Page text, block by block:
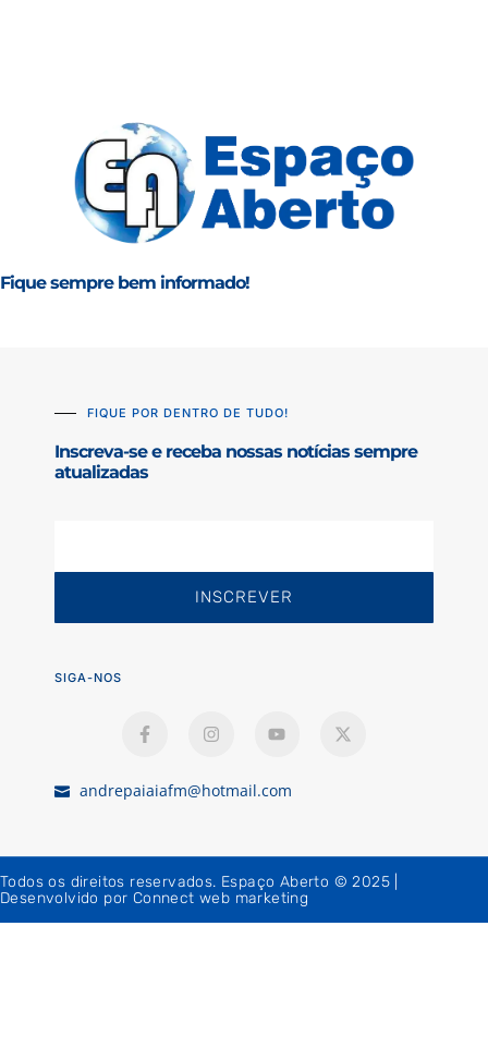
Fique sempre bem informado!
FIQUE POR DENTRO DE TUDO!
Inscreva-se e receba nossas notícias sempre
atualizadas
INSCREVER
SIGA-NOS
andrepaiaiafm@hotmail.com
Todos os direitos reservados. Espaço Aberto © 2025 |
Desenvolvido por Connect web marketing